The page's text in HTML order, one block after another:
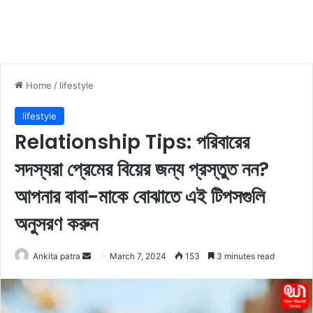
Home / lifestyle
lifestyle
Relationship Tips: পরিবারের
সদস্যরা প্রেমের বিয়ের জন্য প্রস্তুত নন?
আপনার বাবা-মাকে বোঝাতে এই টিপসগুলি
অনুসরণ করুন
Ankita patra March 7, 2024 153 3 minutes read